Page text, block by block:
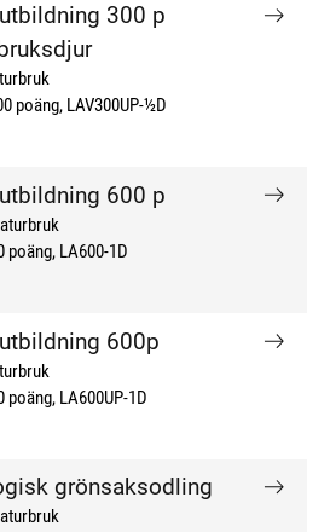
300 p
poäng LAV300UP-½D
600 p
poäng LA600-1D
600p
poäng LA600UP-1D
grönsaksodling